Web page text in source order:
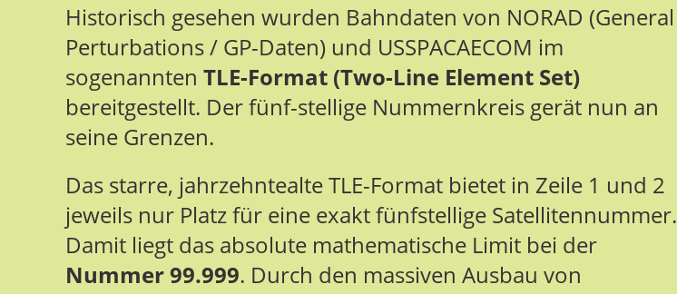
Historisch gesehen wurden Bahndaten von NORAD (General
Perturbations / GP-Daten) und USSPACAECOM im
sogenannten TLE-Format (Two-Line Element Set)
bereitgestellt. Der fünf-stellige Nummernkreis gerät nun an
seine Grenzen.
Das starre, jahrzehntealte TLE-Format bietet in Zeile 1 und 2
jeweils nur Platz für eine exakt fünfstellige Satellitennummer.
Damit liegt das absolute mathematische Limit bei der
Nummer 99.999. Durch den massiven Ausbau von